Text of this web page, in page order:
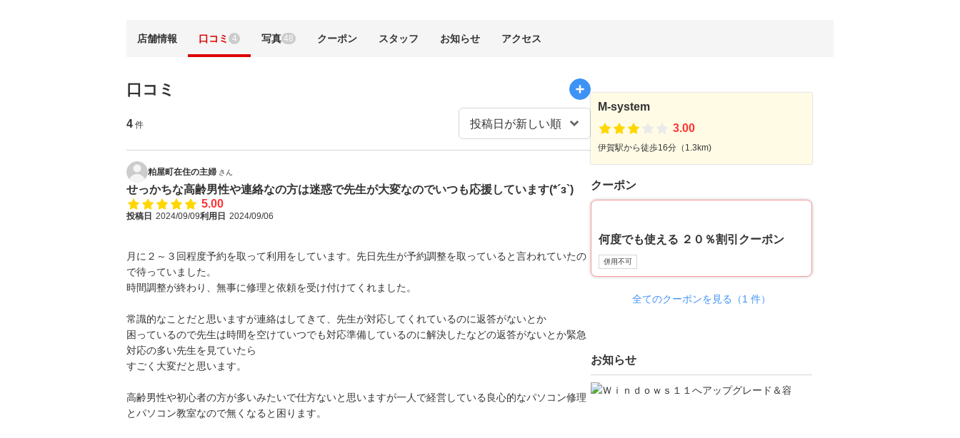
店舗情報 口コミ 4 写真 48 クーポン スタッフ お知らせ アクセス
口コミ
4 件
粕屋町在住の主婦 さん
せっかちな高齢男性や連絡なの方は迷惑で先生が大変なのでいつも応援しています(*´з`)
5.00
投稿日 2024/09/09利用日 2024/09/06
月に２～３回程度予約を取って利用をしています。先日先生が予約調整を取っていると言われていたの
で待っていました。
時間調整が終わり、無事に修理と依頼を受け付けてくれました。
常識的なことだと思いますが連絡はしてきて、先生が対応してくれているのに返答がないとか
困っているので先生は時間を空けていつでも対応準備しているのに解決したなどの返答がないとか緊急
対応の多い先生を見ていたら
すごく大変だと思います。
高齢男性や初心者の方が多いみたいで仕方ないと思いますが一人で経営している良心的なパソコン修理
とパソコン教室なので無くなると困ります。
M-system
3.00
伊賀駅から徒歩16分（1.3km)
クーポン
何度でも使える ２０％割引クーポン
併用不可
全てのクーポンを見る（1 件）
お知らせ